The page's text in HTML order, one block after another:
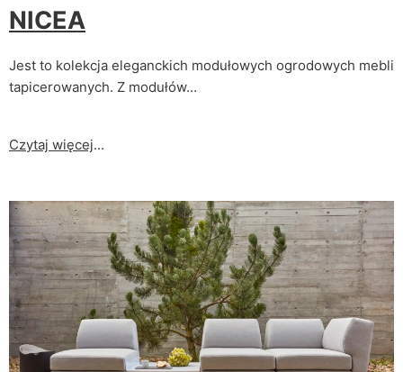
NICEA
Jest to kolekcja eleganckich modułowych ogrodowych mebli
tapicerowanych. Z modułów…
Czytaj więcej...